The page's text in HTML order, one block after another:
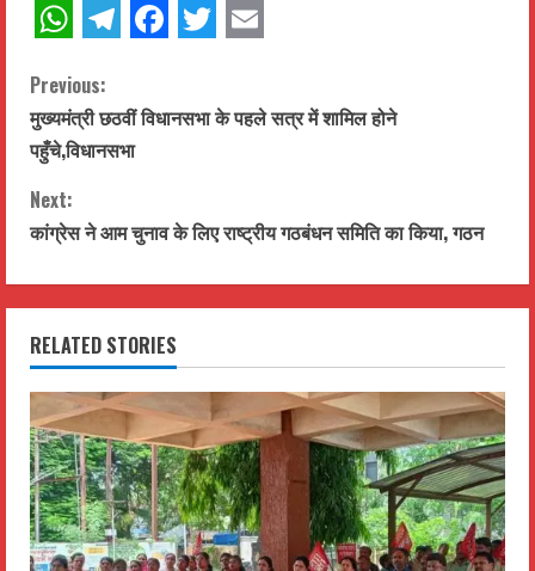
C
o
n
t
i
n
u
e
R
e
Previous:
मुख्यमंत्री छठवीं विधानसभा के पहले सत्र में शामिल होने
पहुँचे,विधानसभा
Next:
कांग्रेस ने आम चुनाव के लिए राष्ट्रीय गठबंधन समिति का किया, गठन
RELATED STORIES